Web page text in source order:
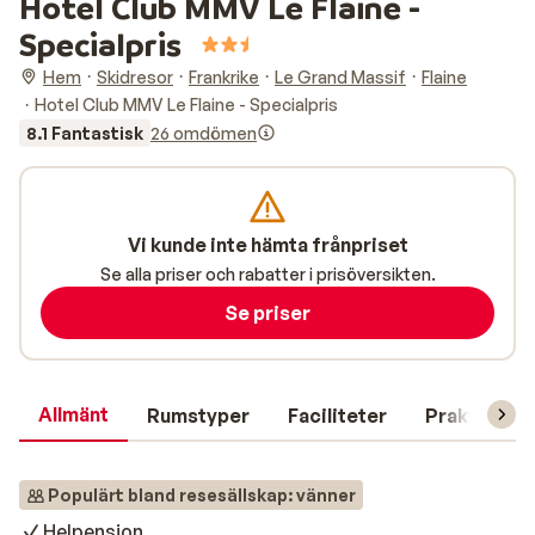
Specialpris
Hem Skidresor Frankrike Le Grand Massif
Flaine
Hotel Club MMV Le Flaine - Specialpris
8.1 Fantastisk 26 omdömen
Allmänt Rumstyper Faciliteter Praktisk
Populärt bland resesällskap: vänner
Vi kunde inte hämta frånpriset
Se alla priser och rabatter i prisöversikten.
Se priser